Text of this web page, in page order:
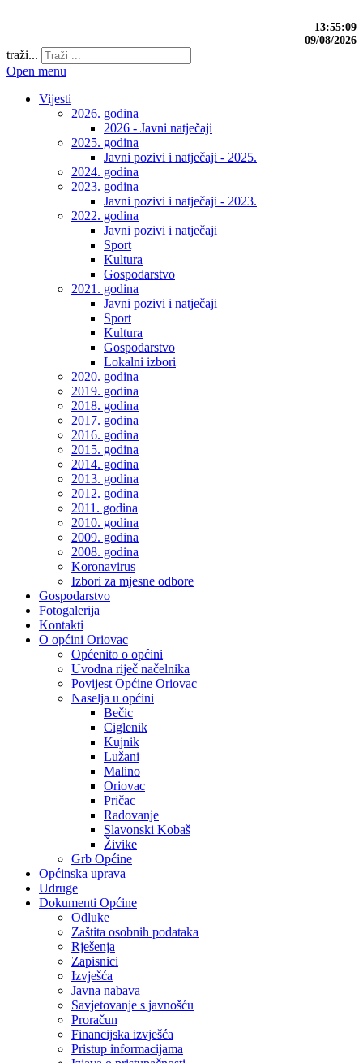
13:55:10
09/08/2026
traži...
Open menu
Vijesti
2026. godina
2026 - Javni natječaji
2025. godina
Javni pozivi i natječaji - 2025.
2024. godina
2023. godina
Javni pozivi i natječaji - 2023.
2022. godina
Javni pozivi i natječaji
Sport
Kultura
Gospodarstvo
2021. godina
Javni pozivi i natječaji
Sport
Kultura
Gospodarstvo
Lokalni izbori
2020. godina
2019. godina
2018. godina
2017. godina
2016. godina
2015. godina
2014. godina
2013. godina
2012. godina
2011. godina
2010. godina
2009. godina
2008. godina
Koronavirus
Izbori za mjesne odbore
Gospodarstvo
Fotogalerija
Kontakti
O općini Oriovac
Općenito o općini
Uvodna riječ načelnika
Povijest Općine Oriovac
Naselja u općini
Bečic
Ciglenik
Kujnik
Lužani
Malino
Oriovac
Pričac
Radovanje
Slavonski Kobaš
Živike
Grb Općine
Općinska uprava
Udruge
Dokumenti Općine
Odluke
Zaštita osobnih podataka
Rješenja
Zapisnici
Izvješća
Javna nabava
Savjetovanje s javnošću
Proračun
Financijska izvješća
Pristup informacijama